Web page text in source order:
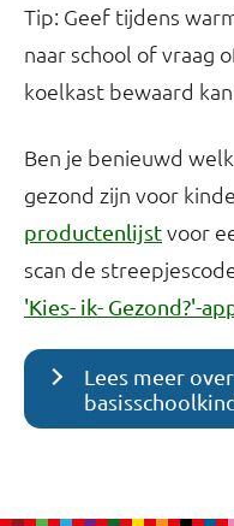
Tip: Geef tijdens
naar school of vraag
koelkast bewaard
Ben je benieuwd
gezond zijn voor
productenlijstvoor
scan de
'Kies- ik- Gezond?'-
Lees meer